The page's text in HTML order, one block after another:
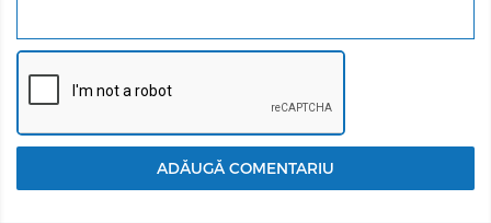
Micropigmenti - o performanță mai bună de depunere a
micropigmenților de ultimă generație ce oferă parului
nuante de o intensitate profunda și strălucire.
Compozitia optima
Ceara de albine și uleiul de cocos oferă suplimentar
cremozitate consistentei vopselei, iar amestecarea și
ADĂUGĂ COMENTARIU